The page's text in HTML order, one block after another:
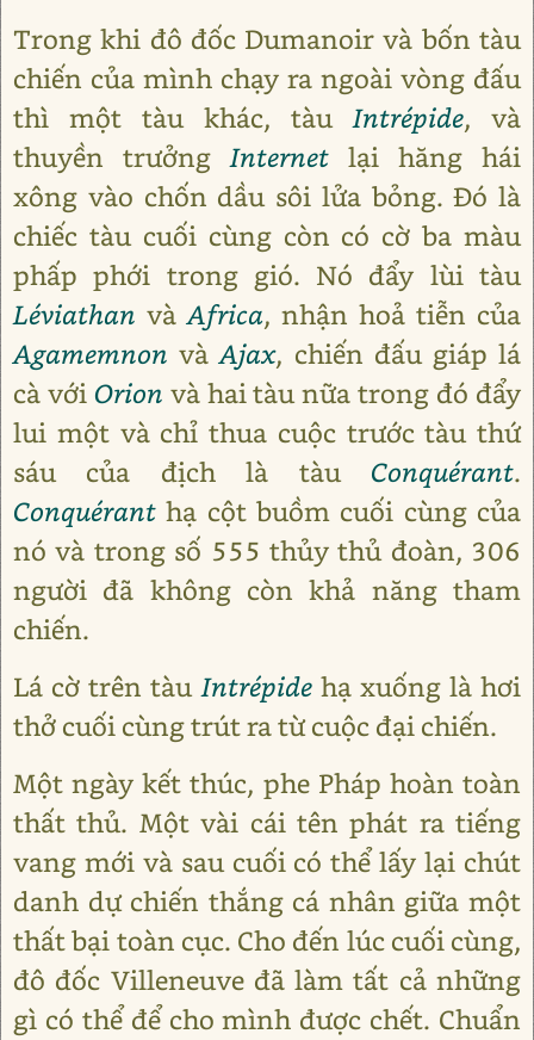
Trong khi đô đốc Dumanoir và bốn tàu
chiến của mình chạy ra ngoài vòng đấu
thì một tàu khác, tàuIntrépide, và
thuyền trưởngInternet lại hăng hái
xông vào chốn dầu sôi lửa bỏng. Đó là
chiếc tàu cuối cùng còn có cờ ba màu
phấp phới trong gió. Nó đẩy lùi tàu
Léviathan vàAfrica, nhận hoả tiễn của
Agamemnon vàAjax, chiến đấu giáp lá
cà với Orion và hai tàu nữa trong đó đẩy
lui một và chỉ thua cuộc trước tàu thứ
sáu của địch là tàu Conquérant.
Conquérant hạ cột buồm cuối cùng của
nó và trong số 555 thủy thủ đoàn, 306
người đã không còn khả năng tham
chiến.
Lá cờ trên tàuIntrépidehạ xuống là hơi
thở cuối cùng trút ra từ cuộc đại chiến.
Một ngày kết thúc, phe Pháp hoàn toàn
thất thủ. Một vài cái tên phát ra tiếng
vang mới và sau cuối có thể lấy lại chút
danh dự chiến thắng cá nhân giữa một
thất bại toàn cục. Cho đến lúc cuối cùng,
đô đốc Villeneuve đã làm tất cả những
gì có thể để cho mình được chết. Chuẩn